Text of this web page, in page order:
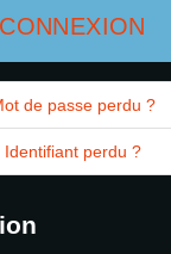
CONNEXION
de passe perdu ?
Identifiant perdu ?